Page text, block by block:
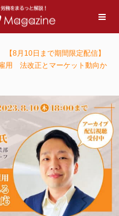
【8月10日まで期間限定配信】
用 法改正とマーケット動向か